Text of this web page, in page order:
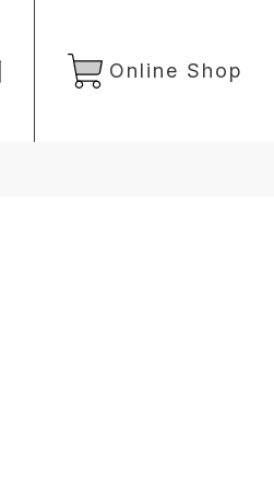
Online Shop